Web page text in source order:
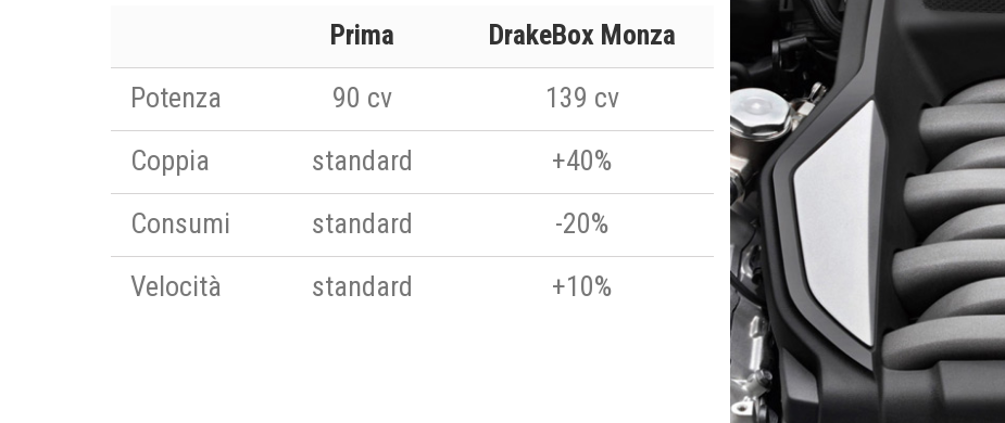
Prima
DrakeBox Monza
Potenza
90 cv
139 cv
Coppia
standard
+40%
Consumi
standard
-20%
Velocità
standard +10%